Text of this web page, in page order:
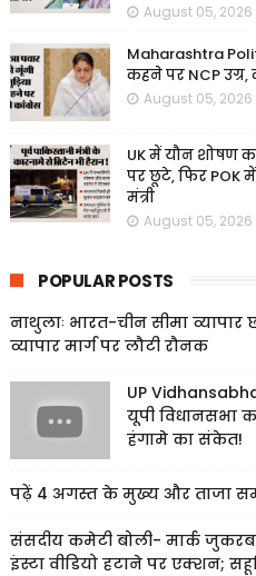
August 05, 2026
Maharashtra
कहने पर NCP
August 05, 2026
UK में यौन शोषण
पर छूटे, फिर POK
मंत्री
August 05, 2026
POPULAR POSTS
नाथुलाः भारत-चीन सीमा
व्यापार मार्ग पर लौटी रौनक
UP
यूपी विधानसभा
हंगामे का संकेत!
पढ़ें 4 अगस्त के मुख्य और ताजा
संसदीय कमेटी बोली- मार्क
इंस्टा वीडियो हटाने पर एक्शन;